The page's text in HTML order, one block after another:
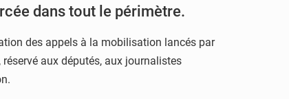
dans tout le périmètre.
des appels à la mobilisation lancés par
aux députés, aux journalistes